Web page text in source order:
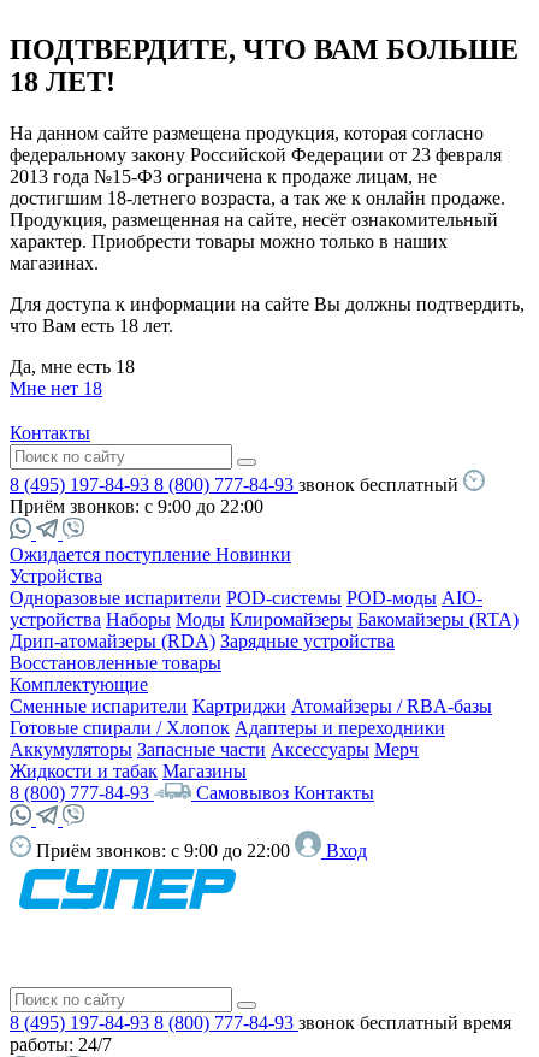
ПОДТВЕРДИТЕ, ЧТО ВАМ БОЛЬШЕ
18 ЛЕТ!
На данном сайте размещена продукция, которая согласно
федеральному закону Российской Федерации от 23 февраля
2013 года №15-ФЗ ограничена к продаже лицам, не
достигшим 18-летнего возраста, а так же к онлайн продаже.
Продукция, размещенная на сайте, несёт ознакомительный
характер. Приобрести товары можно только в наших
магазинах.
Для доступа к информации на сайте Вы должны подтвердить,
что Вам есть 18 лет.
Да, мне есть 18
Мне нет 18
Контакты
8 (495) 197-84-93 8 (800) 777-84-93 звонок бесплатный
Приём звонков: с 9:00 до 22:00
Ожидается поступление Новинки
Устройства
Одноразовые испарители POD-системы POD-моды AIO-
устройства Наборы Моды Клиромайзеры Бакомайзеры (RTA)
Дрип-атомайзеры (RDA) Зарядные устройства
Восстановленные товары
Комплектующие
Сменные испарители Картриджи Атомайзеры / RBA-базы
Готовые спирали / Хлопок Адаптеры и переходники
Аккумуляторы Запасные части Аксессуары Мерч
Жидкости и табак Магазины
8 (800) 777-84-93
Самовывоз Контакты
Приём звонков: с 9:00 до 22:00 Вход
8 (495) 197-84-93 8 (800) 777-84-93 звонок бесплатный время
работы: 24/7